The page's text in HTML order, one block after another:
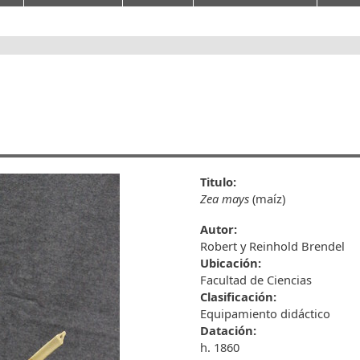
Titulo:
Zea mays (maíz)
Autor:
Robert y Reinhold Brendel
Ubicación:
Facultad de Ciencias
Clasificación:
Equipamiento didáctico
Datación:
h. 1860